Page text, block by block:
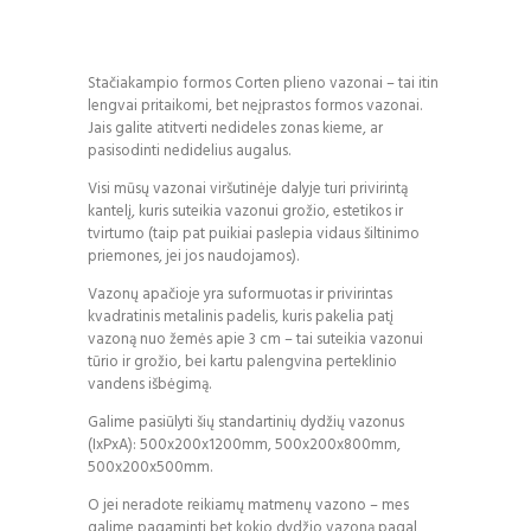
Stačiakampio formos Corten plieno vazonai – tai itin
lengvai pritaikomi, bet neįprastos formos vazonai.
Jais galite atitverti nedideles zonas kieme, ar
pasisodinti nedidelius augalus.
Visi mūsų vazonai viršutinėje dalyje turi privirintą
kantelį, kuris suteikia vazonui grožio, estetikos ir
tvirtumo (taip pat puikiai paslepia vidaus šiltinimo
priemones, jei jos naudojamos).
Vazonų apačioje yra suformuotas ir privirintas
kvadratinis metalinis padelis, kuris pakelia patį
vazoną nuo žemės apie 3 cm – tai suteikia vazonui
tūrio ir grožio, bei kartu palengvina perteklinio
vandens išbėgimą.
Galime pasiūlyti šių standartinių dydžių vazonus
(IxPxA): 500x200x1200mm, 500x200x800mm,
500x200x500mm.
O jei neradote reikiamų matmenų vazono – mes